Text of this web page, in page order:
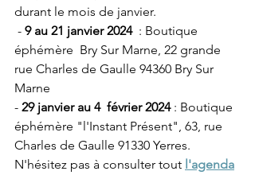
durant le mois de janvier.
- 9 au 21 janvier 2024 : Boutique
éphémère  Bry Sur Marne, 22 grande
rue Charles de Gaulle 94360 Bry Sur
Marne
- 29 janvier au 4  février 2024 : Boutique
éphémère "l'Instant Présent", 63, rue
Charles de Gaulle 91330 Yerres.
N'hésitez pas à consulter tout l'agenda